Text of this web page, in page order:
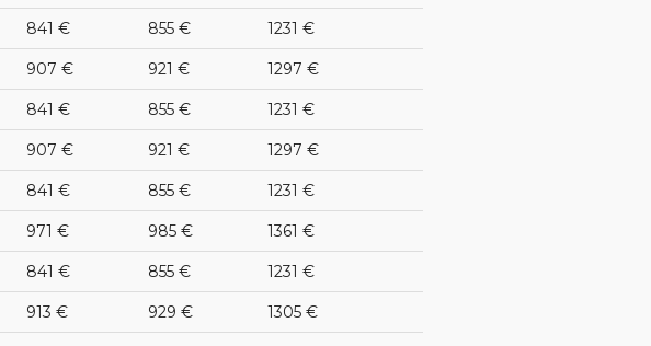
841 € 855 € 1231 €
907 € 921 € 1297 €
841 € 855 € 1231 €
907 € 921 € 1297 €
841 € 855 € 1231 €
971 € 985 € 1361 €
841 € 855 € 1231 €
913 € 929 € 1305 €